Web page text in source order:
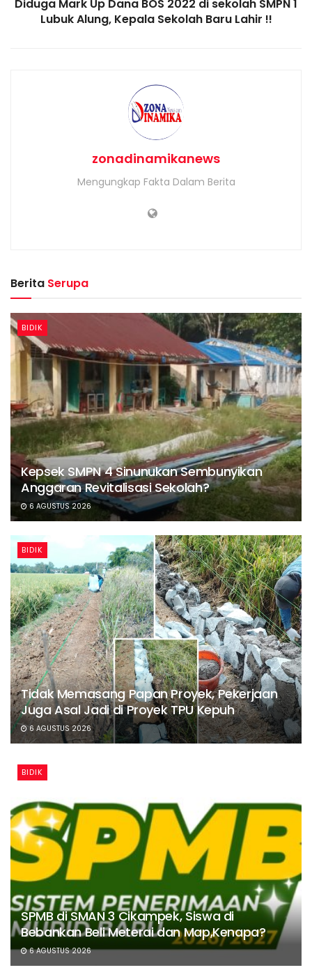
Diduga Mark Up Dana BOS 2022 di sekolah SMPN 1
Lubuk Alung, Kepala Sekolah Baru Lahir !!
zonadinamikanews
Mengungkap Fakta Dalam Berita
Berita Serupa
BIDIK
Kepsek SMPN 4 Sinunukan Sembunyikan
Anggaran Revitalisasi Sekolah?
6 AGUSTUS 2026
BIDIK
Tidak Memasang Papan Proyek, Pekerjaan
Juga Asal Jadi di Proyek TPU Kepuh
6 AGUSTUS 2026
BIDIK
SPMB di SMAN 3 Cikampek, Siswa di
Bebankan Beli Meterai dan Map,Kenapa?
6 AGUSTUS 2026